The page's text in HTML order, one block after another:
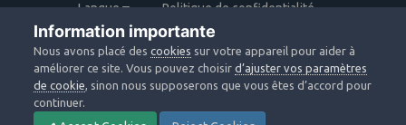
Langue
Politique de confidentialité
Nous contacter
Copyright © 2020 Webastro
Powered by Invision Community
Information importante
Nous avons placé descookies sur votre appareil pour aider à
améliorer ce site. Vous pouvez choisird’ajuster vos paramètres
de cookie, sinon nous supposerons que vous êtes d’accord pour
continuer.